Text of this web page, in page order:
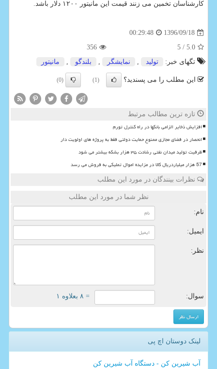
كارشناسان تخمین می زنند قیمت این مانیتور ۱۲۰۰ دلار باشد.
1396/09/18
00:29:48
5.0
/ 5
356
تگهای خبر:
تولید , نمایشگر , بلندگو , مانیتور
این مطلب را می پسندید؟ (1)
(0)
تازه ترین مطالب مرتبط
افزایش ذخایر الزامی بانکها در راه کنترل تورم
انحصار در فضای مجازی ممنوع حمایت دولتی فقط به پروژه های اولویت دار
ظرفیت تولید میدان نفتی رشادت ۳۵ هزار بشکه بیشتر می شود
57 هزار میلیاردریال کالا در مزایده اموال تملیکی به فروش می رسد
نظرات بینندگان در مورد این مطلب
نظر شما در مورد این مطلب
نام:
ایمیل:
نظر:
سوال: = ۸ بعلاوه ۱
لینک دوستان اچ پی
آب شیرین کن - دستگاه آب شیرین کن